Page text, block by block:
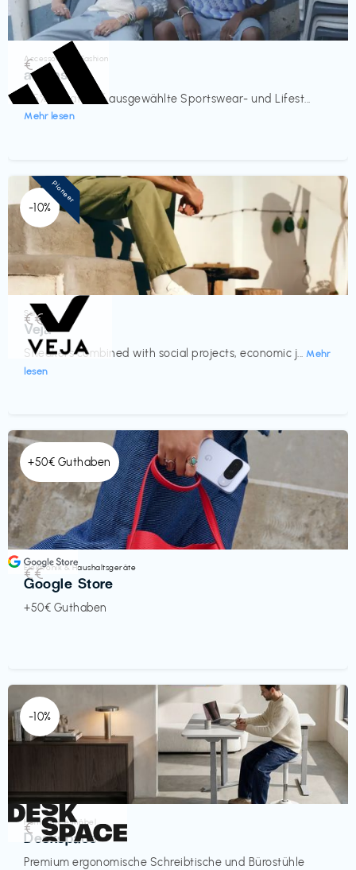
Accessoires & Fashion
adidas
-15% Rabatt auf ausgewählte Sportswear- und Lifest...
Mehr lesen
€‎
-10%
Schuhe
Veja
Sneakers combined with social projects, economic j... Mehr
lesen
€€‎
Pioneer
+50€ Guthaben
Elektronik & Haushaltsgeräte
Google Store
+50€ Guthaben
€€‎
-10%
Homeoffice Möbel
Deskspace
Premium ergonomische Schreibtische und Bürostühle
€‎